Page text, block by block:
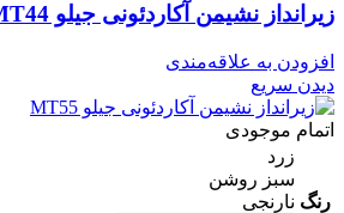
زیرانداز نشیمن آکاردئونی جیلو MT44
افزودن به علاقه‌مندی
دیدن سریع
اتمام موجودی
رنگ
زرد
سبز روشن
نارنجی